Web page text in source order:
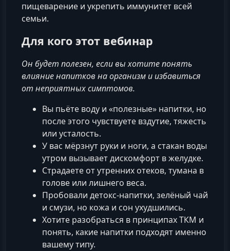
пищеварение и укрепить иммунитет всей
семьи.
Для кого этот вебинар
Он будет полезен, если вы хотите понять
влияние напитков на организм и избавиться
от неприятных симптомов.
Вы пьёте воду и «полезные» напитки, но
после этого чувствуете вздутие, тяжесть
или усталость.
У вас мёрзнут руки и ноги, а стакан воды
утром вызывает дискомфорт в желудке.
Страдаете от утренних отеков, тумана в
голове или лишнего веса.
Пробовали детокс-напитки, зелёный чай
и смузи, но кожа и сон ухудшились.
Хотите разобраться в принципах ТКМ и
понять, какие напитки подходят именно
вашему типу.